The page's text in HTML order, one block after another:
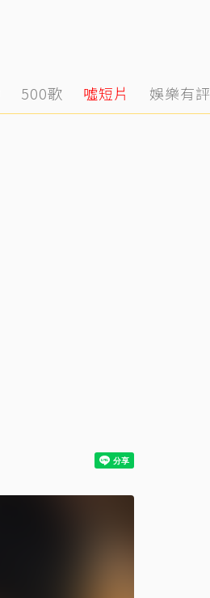
500歌 噓短片 娛樂有評